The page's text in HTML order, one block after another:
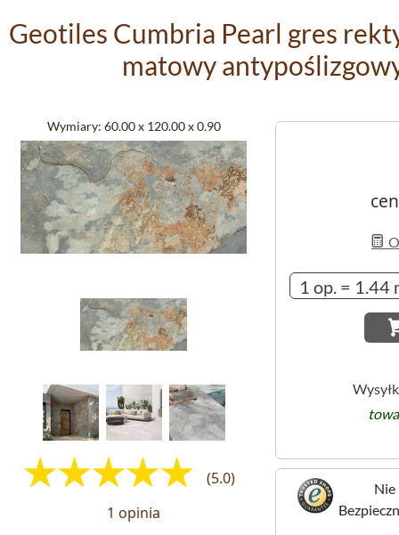
Geotiles Cumbria Pearl gres
matowy
Wymiary: 60.00 x 120.00 x 0.90
(5.0)
1 opinia
Nie